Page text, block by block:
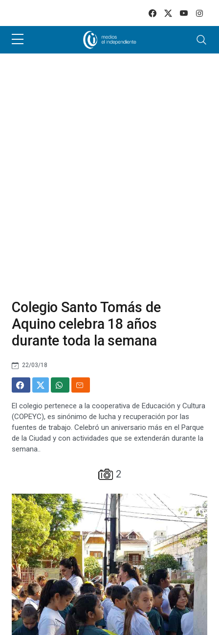
Colegio Santo Tomás de
Aquino celebra 18 años
durante toda la semana
22/03/18
El colegio pertenece a la cooperativa de Educación y Cultura
(COPEYC), es sinónimo de lucha y recuperación por las
fuentes de trabajo. Celebró un aniversario más en el Parque
de la Ciudad y con actividades que se extenderán durante la
semana..
2